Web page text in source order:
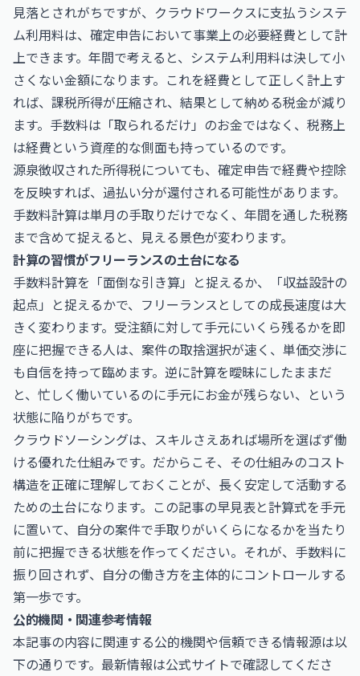
見落とされがちですが、クラウドワークスに支払うシステ
ム利用料は、確定申告において事業上の必要経費として計
上できます。年間で考えると、システム利用料は決して小
さくない金額になります。これを経費として正しく計上す
れば、課税所得が圧縮され、結果として納める税金が減り
ます。手数料は「取られるだけ」のお金ではなく、税務上
は経費という資産的な側面も持っているのです。
源泉徴収された所得税についても、確定申告で経費や控除
を反映すれば、過払い分が還付される可能性があります。
手数料計算は単月の手取りだけでなく、年間を通した税務
まで含めて捉えると、見える景色が変わります。
計算の習慣がフリーランスの土台になる
手数料計算を「面倒な引き算」と捉えるか、「収益設計の
起点」と捉えるかで、フリーランスとしての成長速度は大
きく変わります。受注額に対して手元にいくら残るかを即
座に把握できる人は、案件の取捨選択が速く、単価交渉に
も自信を持って臨めます。逆に計算を曖昧にしたままだ
と、忙しく働いているのに手元にお金が残らない、という
状態に陥りがちです。
クラウドソーシングは、スキルさえあれば場所を選ばず働
ける優れた仕組みです。だからこそ、その仕組みのコスト
構造を正確に理解しておくことが、長く安定して活動する
ための土台になります。この記事の早見表と計算式を手元
に置いて、自分の案件で手取りがいくらになるかを当たり
前に把握できる状態を作ってください。それが、手数料に
振り回されず、自分の働き方を主体的にコントロールする
第一歩です。
公的機関・関連参考情報
本記事の内容に関連する公的機関や信頼できる情報源は以
下の通りです。最新情報は公式サイトで確認してくださ